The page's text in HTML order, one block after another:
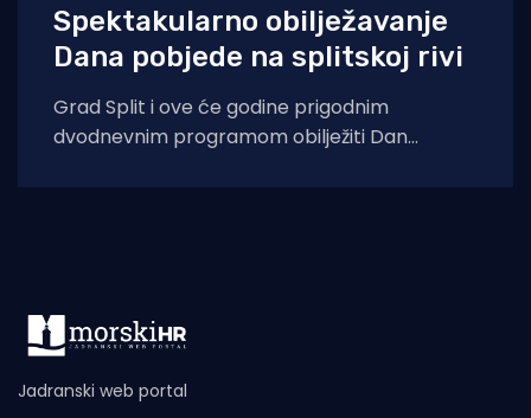
Spektakularno obilježavanje
Dana pobjede na splitskoj rivi
Grad Split i ove će godine prigodnim
dvodnevnim programom obilježiti Dan
Jadranski web portal